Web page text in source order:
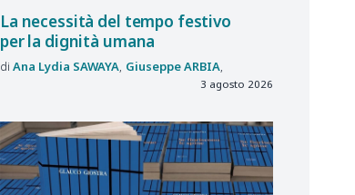
La necessità del tempo festivo
per la dignità umana
Ana Lydia SAWAYA GiuseppeARBIA
3 agosto 2026